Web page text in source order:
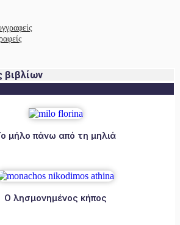
βιβλίων
μήλο πάνω από τη μηλιά
Ο λησμονημένος κήπος